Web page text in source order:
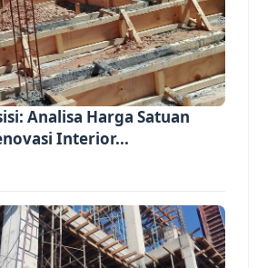
Analisa Harga Satuan
Interior...